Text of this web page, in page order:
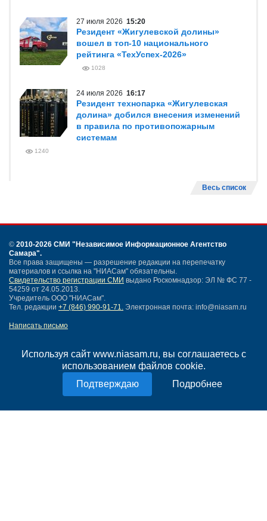
Используя сайт www.niasam.ru, вы соглашаетесь с
использованием файлов cookie.
Подробнее
27 июля 2026 15:20
Резидент «Жигулевской долины»
вошел в топ-10 национального
рейтинга «ТехУспех-2026»
1028
24 июля 2026 16:17
Резидент технопарка «Жигулевская
долина» добился внесения изменений
в правила по противопожарным
системам
1240
Весь список
© 2010-2026 СМИ "Независимое Информационное Агентство
Самара".
Все права защищены — разрешение редакции на перепечатку
материалов и ссылка на "НИАСам" обязательны.
Свидетельство регистрации СМИ выдано Роскомнадзор: ЭЛ № ФС 77 -
54259 от 24.05.2013.
Учредитель ООО "НИАСам".
Тел. редакции +7 (846) 990-91-71. Электронная почта: info@niasam.ru
Написать письмо
Нашли ошибку?
Политика конфиденциальности
Согласие на обработку персональных данных